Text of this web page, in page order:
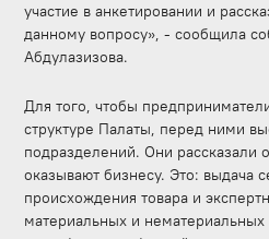
участие в анкетировании и
данному вопросу», - сообщила
Абдулазизова.
Для того, чтобы
структуре Палаты, перед ними
подразделений. Они рассказали
оказывают бизнесу. Это: выдача
происхождения товара и
материальных и нематериальных